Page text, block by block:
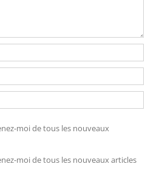
moi de tous les nouveaux
moi de tous les nouveaux articles